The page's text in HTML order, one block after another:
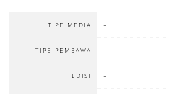
TIPE MEDIA -
TIPE PEMBAWA -
EDISI -